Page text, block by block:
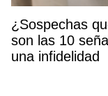
¿Sospechas
son las 10
una infidelidad